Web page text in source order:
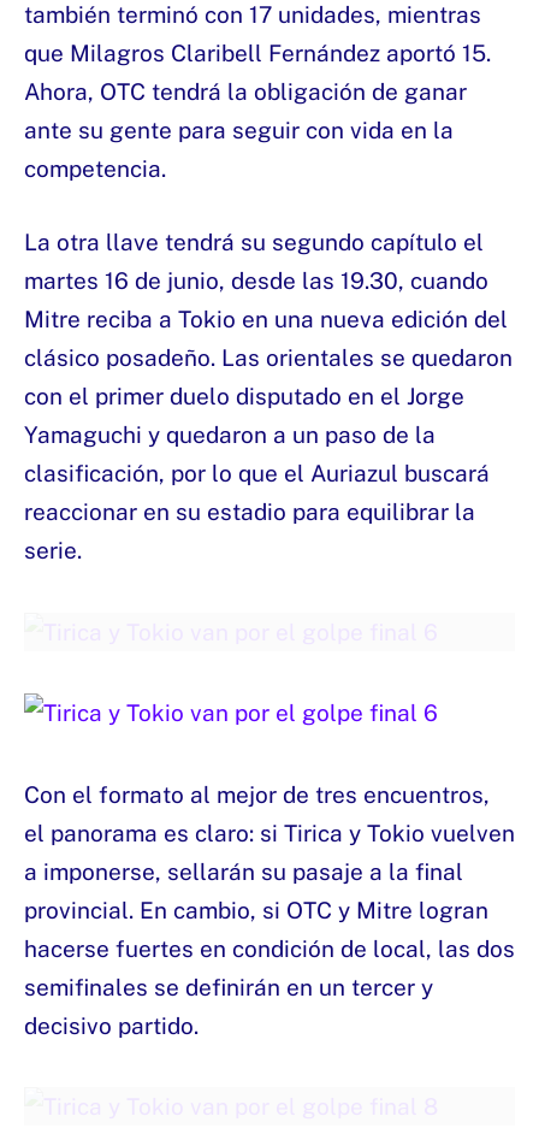
también terminó con 17 unidades, mientras
que Milagros Claribell Fernández aportó 15.
Ahora, OTC tendrá la obligación de ganar
ante su gente para seguir con vida en la
competencia.
La otra llave tendrá su segundo capítulo el
martes 16 de junio, desde las 19.30, cuando
Mitre reciba a Tokio en una nueva edición del
clásico posadeño. Las orientales se quedaron
con el primer duelo disputado en el Jorge
Yamaguchi y quedaron a un paso de la
clasificación, por lo que el Auriazul buscará
reaccionar en su estadio para equilibrar la
serie.
Con el formato al mejor de tres encuentros,
el panorama es claro: si Tirica y Tokio vuelven
a imponerse, sellarán su pasaje a la final
provincial. En cambio, si OTC y Mitre logran
hacerse fuertes en condición de local, las dos
semifinales se definirán en un tercer y
decisivo partido.